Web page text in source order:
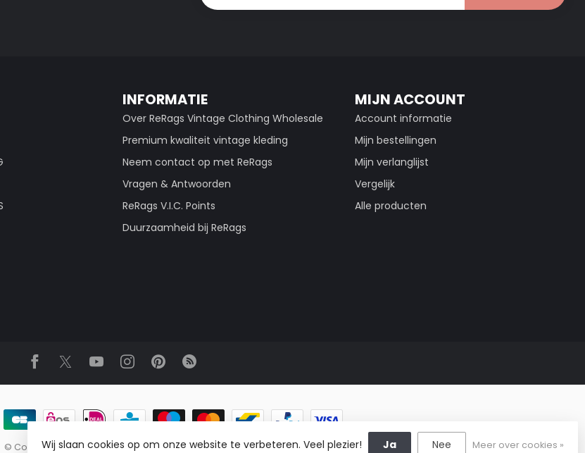
INFORMATIE
Over ReRags Vintage Clothing Wholesale
Premium kwaliteit vintage kleding
Neem contact op met ReRags
Vragen & Antwoorden
ReRags V.I.C. Points
Duurzaamheid bij ReRags
MIJN ACCOUNT
Account informatie
Mijn bestellingen
Mijn verlanglijst
Vergelijk
Alle producten
© Copyright 2026 ReRags Vintage Groothandel
Wij slaan cookies op om onze website te verbeteren. Veel plezier! Ja Nee Meer over cookies »